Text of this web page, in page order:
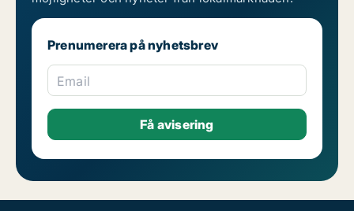
Prenumerera på nyhetsbrev
Email